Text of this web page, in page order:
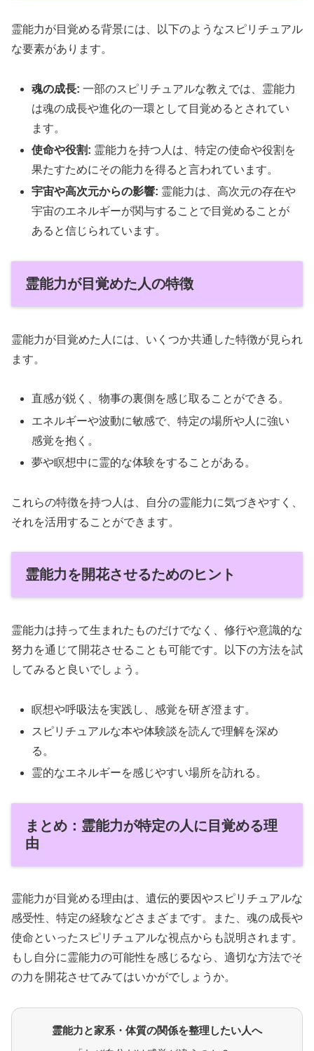
霊能力が目覚める背景には、以下のようなスピリチュアル
な要素があります。
魂の成長: 一部のスピリチュアルな教えでは、霊能力
は魂の成長や進化の一環として目覚めるとされてい
ます。
使命や役割: 霊能力を持つ人は、特定の使命や役割を
果たすためにその能力を得ると言われています。
宇宙や高次元からの影響: 霊能力は、高次元の存在や
宇宙のエネルギーが関与することで目覚めることが
あると信じられています。
霊能力が目覚めた人の特徴
霊能力が目覚めた人には、いくつか共通した特徴が見られ
ます。
直感が鋭く、物事の裏側を感じ取ることができる。
エネルギーや波動に敏感で、特定の場所や人に強い
感覚を抱く。
夢や瞑想中に霊的な体験をすることがある。
これらの特徴を持つ人は、自分の霊能力に気づきやすく、
それを活用することができます。
霊能力を開花させるためのヒント
霊能力は持って生まれたものだけでなく、修行や意識的な
努力を通じて開花させることも可能です。以下の方法を試
してみると良いでしょう。
瞑想や呼吸法を実践し、感覚を研ぎ澄ます。
スピリチュアルな本や体験談を読んで理解を深め
る。
霊的なエネルギーを感じやすい場所を訪れる。
まとめ：霊能力が特定の人に目覚める理
由
霊能力が目覚める理由は、遺伝的要因やスピリチュアルな
感受性、特定の経験などさまざまです。また、魂の成長や
使命といったスピリチュアルな視点からも説明されます。
もし自分に霊能力の可能性を感じるなら、適切な方法でそ
の力を開花させてみてはいかがでしょうか。
霊能力と家系・体質の関係を整理したい人へ